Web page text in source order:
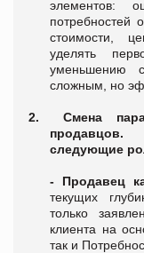
элементов:
потребностей
стоимости,
уделять
уменьшению
сложным, но
2.
Смена
следующие
- Продавец
текущих
только
клиента на
так и